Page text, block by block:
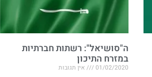
ה"סושיאל": רשתות חברתיות
במזרח התיכון
01/02/2020 אין תגובות